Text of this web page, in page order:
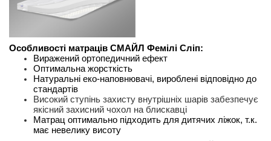
Особливості матраців СМАЙЛ Фемілі Сліп:
Виражений ортопедичний ефект
Оптимальна жорсткість
Натуральні еко-наповнювачі, вироблені відповідно до
стандартів
Високий ступінь захисту внутрішніх шарів забезпечує
якісний захисний чохол на блискавці
Матрац оптимально підходить для дитячих ліжок, т.к.
має невелику висоту